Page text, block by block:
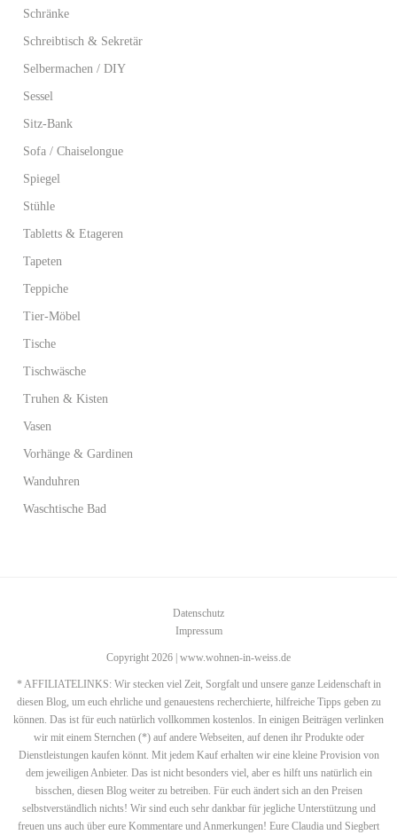
Schränke
Schreibtisch & Sekretär
Selbermachen / DIY
Sessel
Sitz-Bank
Sofa / Chaiselongue
Spiegel
Stühle
Tabletts & Etageren
Tapeten
Teppiche
Tier-Möbel
Tische
Tischwäsche
Truhen & Kisten
Vasen
Vorhänge & Gardinen
Wanduhren
Waschtische Bad
Datenschutz
Impressum
Copyright 2026 | www.wohnen-in-weiss.de
* AFFILIATELINKS: Wir stecken viel Zeit, Sorgfalt und unsere ganze Leidenschaft in
diesen Blog, um euch ehrliche und genauestens recherchierte, hilfreiche Tipps geben zu
können. Das ist für euch natürlich vollkommen kostenlos. In einigen Beiträgen verlinken
wir mit einem Sternchen (*) auf andere Webseiten, auf denen ihr Produkte oder
Dienstleistungen kaufen könnt. Mit jedem Kauf erhalten wir eine kleine Provision von
dem jeweiligen Anbieter. Das ist nicht besonders viel, aber es hilft uns natürlich ein
bisschen, diesen Blog weiter zu betreiben. Für euch ändert sich an den Preisen
selbstverständlich nichts! Wir sind euch sehr dankbar für jegliche Unterstützung und
freuen uns auch über eure Kommentare und Anmerkungen! Eure Claudia und Siegbert